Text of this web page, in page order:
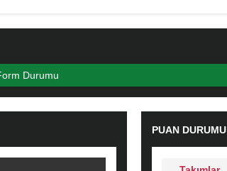
Durumu
PUAN DURUMU